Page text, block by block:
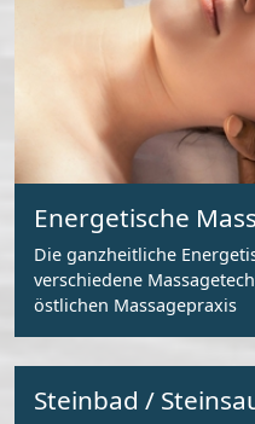
Energetische
Die ganzheitliche
verschiedene
östlichen Massagepraxis
Steinbad /